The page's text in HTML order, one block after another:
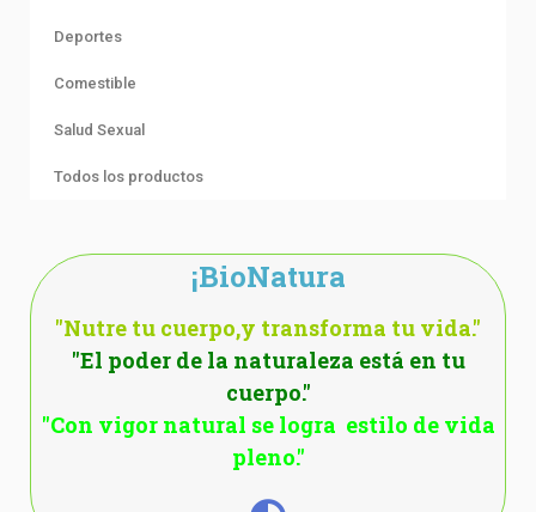
Deportes
Comestible
Salud Sexual
Todos los productos
¡BioNatura
"Nutre tu cuerpo,y transforma tu vida."
"El poder de la naturaleza está en tu
cuerpo."
"Con vigor natural se logra estilo de vida
pleno."